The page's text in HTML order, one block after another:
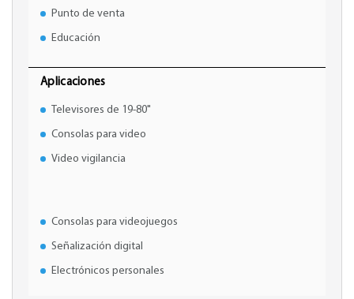
Punto de venta
Educación
Aplicaciones
Televisores de 19-80"
Consolas para video
Video vigilancia
Consolas para videojuegos
Señalización digital
Electrónicos personales